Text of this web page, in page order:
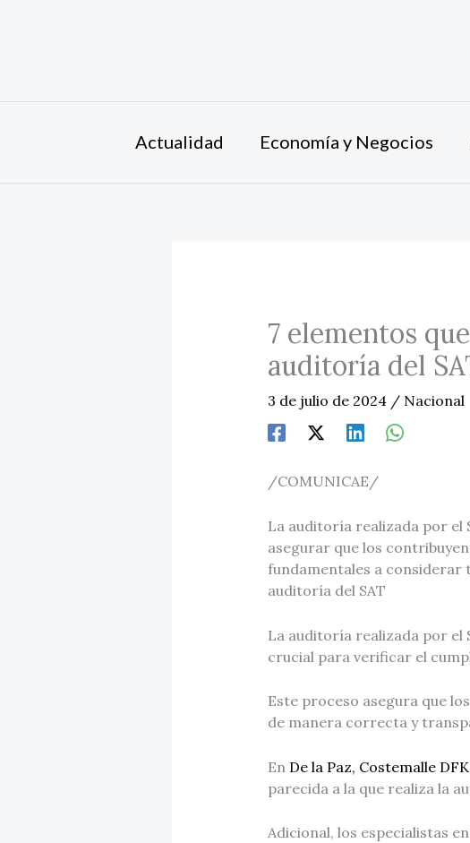
Actualidad Economía y Negocios
7 elementos
auditoría del
3 de julio de 2024 / Nacional
/COMUNICAE/
La auditoría realizada por el
asegurar que los
fundamentales a considerar
auditoría del SAT
La auditoría realizada por el
crucial para verificar el
Este proceso asegura que
de manera correcta y
En De la Paz, Costemalle DFK
parecida a la que realiza la
Adicional, los especialistas en